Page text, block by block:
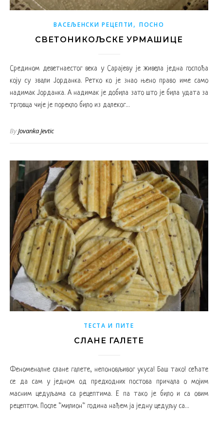
ВАСЕЉЕНСКИ РЕЦЕПТИ,ПОСНО
СВЕТОНИКОЉСКЕ УРМАШИЦЕ
Средином деветнаестог века у Сарајеву је живела једна госпођа
коју су звали Јорданка. Ретко ко је знао њено право име само
надимак Јорданка. А надимак је добила зато што је била удата за
трговца чије је порекло било из далеког…
ByJovanka Jevtic
ТЕСТА И ПИТЕ
СЛАНЕ ГАЛЕТЕ
Феноменалне слане галете, непоновљивог укуса! Баш тако! сећате
се да сам у једном од предходних постова причала о мојим
масним цедуљама са рецептима. Е па тако је било и са овим
рецептом. После “милион“ година нађем ја једну цедуљу са…